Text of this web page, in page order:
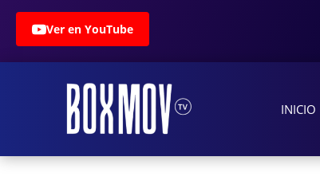
Ver en YouTube
INICIO